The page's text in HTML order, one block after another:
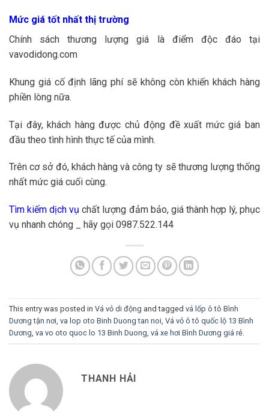
Mức giá tốt nhất thị trường
Chính sách thương lượng giá là điểm độc đáo tại
vavodidong.com
Khung giá cố định lãng phí sẽ không còn khiến khách hàng
phiền lòng nữa.
Tại đây, khách hàng được chủ động đề xuất mức giá ban
đầu theo tình hình thực tế của mình.
Trên cơ sở đó, khách hàng và công ty sẽ thương lượng thống
nhất mức giá cuối cùng.
Tìm kiếm dịch vụ chất lượng đảm bảo, giá thành hợp lý, phục
vụ nhanh chóng _ hãy gọi 0987.522.144
This entry was posted in Vá vỏ di động and tagged vá lốp ô tô Bình
Dương tận nơi va lop oto Binh Duong tan noi Vá vỏ ô tô quốc lộ 13 Bình
Dương va vo oto quoc lo 13 Binh Duong vá xe hơi Bình Dương giá rẻ
THANH HẢI